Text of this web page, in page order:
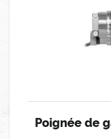
Poignée de